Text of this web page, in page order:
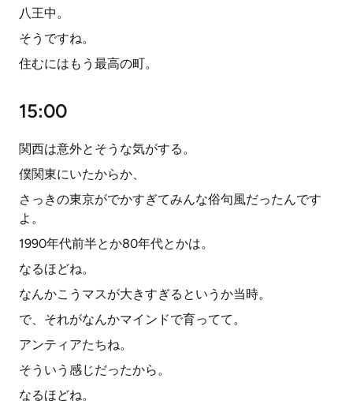
八王中。
そうですね。
住むにはもう最高の町。
15:00
関西は意外とそうな気がする。
僕関東にいたからか、
さっきの東京がでかすぎてみんな俗句風だったんです
よ。
1990年代前半とか80年代とかは。
なるほどね。
なんかこうマスが大きすぎるというか当時。
で、それがなんかマインドで育ってて。
アンティアたちね。
そういう感じだったから。
なるほどね。